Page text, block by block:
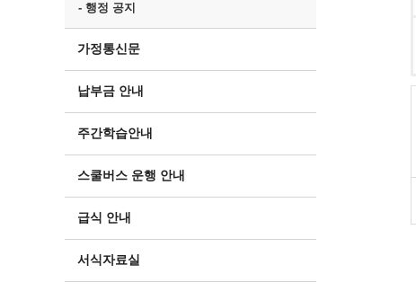
- 행정 공지
가정통신문
납부금 안내
주간학습안내
스쿨버스 운행 안내
급식 안내
서식자료실